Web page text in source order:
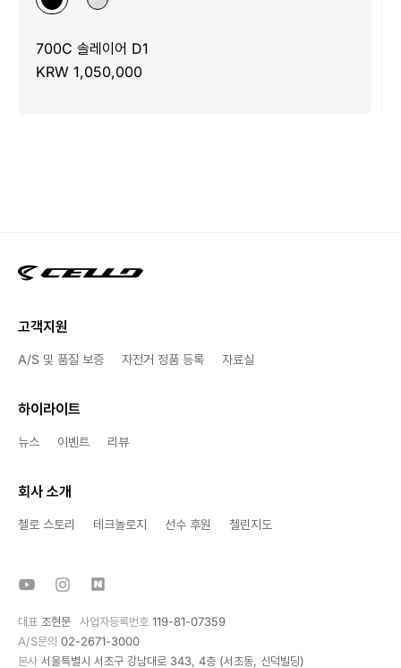
700C 솔레이어 D1
KRW 1,050,000
고객지원
A/S 및 품질 보증 자전거 정품 등록 자료실
하이라이트
뉴스 이벤트 리뷰
회사 소개
첼로 스토리 테크놀로지 선수 후원 첼린지도
대표 조현문 사업자등록번호 119-81-07359
A/S문의 02-2671-3000
본사 서울특별시 서초구 강남대로 343, 4층 (서초동, 신덕빌딩)